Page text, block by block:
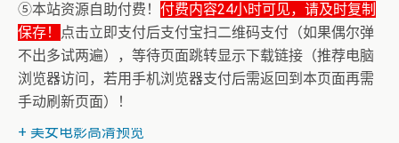
⑤本站资源自助付费！ 付费内容24小时可见，请及时复制
保存！
点击立即支付后支付宝扫二维码支付（如果偶尔弹
不出多试两遍），等待页面跳转显示下载链接（推荐电脑
浏览器访问，若用手机浏览器支付后需返回到本页面再需
手动刷新页面）！
+ 恭喜IP为180.201.1.217的网友为电子书籍《动力电池管
理系统核心算法》众筹一次！
+ 美女电影高清预览